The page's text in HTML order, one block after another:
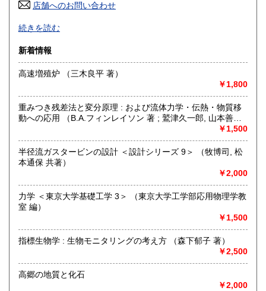
高知県 300円
佐賀県
熊本県 300円 大分県 300円
300円
沖縄県 300円
店舗へのお問い合わせ
【通信販売専門 (ご来店不可)】 の古書店です。
※大変申し訳ございませんが、店頭での販売は行っておりま
せん。
書籍の状態等、ご不明な点・気になる所がございましたら、
メールアドレス【book@koshofujiwarashoten.com】
※販売書籍につきまして【お電話でのお問い合わせ】は、現
品在庫を確認するためお時間を頂戴いたします。
沿線名：JR中央線・総武線・東京メトロ丸ノ内線
最寄駅：御茶ノ水駅・本郷三丁目駅
9:00〜17:00 ※買取・仕入れ等で不在の場合がございます
定休日：水曜日・日曜日・年末年始
自然科学等の学術書・専門書・その他資料買取り致します。
出張買取・配送料着払い(当店の支払い)で送って頂くことも
可能でございます。
続きを読む
新着情報
高速増殖炉 （三木良平 著）
￥1,800
重みつき残差法と変分原理 : および流体力学・伝熱・物質移
動への応用 （B.A.フィンレイソン 著 ; 鷲津久一郎, 山本善之,
￥1,500
半径流ガスタービンの設計 ＜設計シリーズ 9＞ （牧博司, 松
本通保 共著）
￥2,000
力学 ＜東京大学基礎工学 3＞ （東京大学工学部応用物理学教
室 編）
￥1,500
指標生物学 : 生物モニタリングの考え方 （森下郁子 著）
￥2,500
高郷の地質と化石
￥2,000